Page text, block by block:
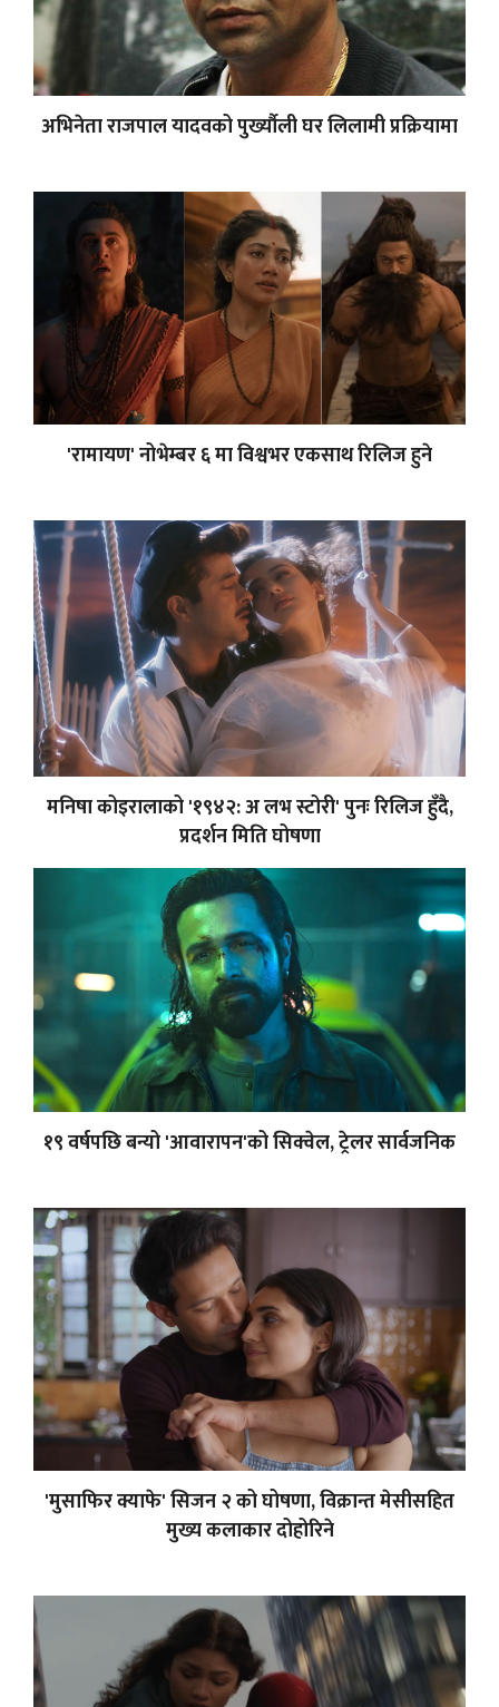
अभिनेता राजपाल यादवको पुर्ख्यौली घर लिलामी प्रक्रियामा
'रामायण' नोभेम्बर ६ मा विश्वभर एकसाथ रिलिज हुने
मनिषा कोइरालाको '१९४२: अ लभ स्टोरी' पुनः रिलिज हुँदै,
प्रदर्शन मिति घोषणा
१९ वर्षपछि बन्यो 'आवारापन'को सिक्वेल, ट्रेलर सार्वजनिक
'मुसाफिर क्याफे' सिजन २ को घोषणा, विक्रान्त मेसीसहित
मुख्य कलाकार दोहोरिने